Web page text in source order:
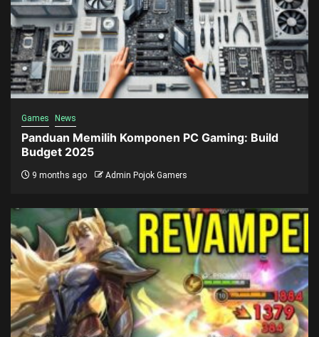
Games News
Panduan Memilih Komponen PC Gaming: Build
Budget 2025
9 months ago Admin Pojok Gamers